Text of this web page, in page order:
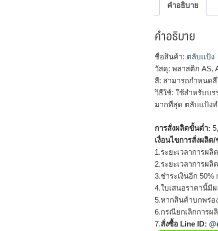
คำอธิบาย
คำอธิบาย
ชื่อสินค้า: ตลับแป้ง
วัสดุ: พลาสติก AS,
สี: สามารถกำหนด
วิธีใช้: ใช้สำหรับบ
มากที่สุด ตลับแป้งท
การสั่งผลิตขั้นต่ำ:
เงื่อนไขการสั่งผลิต
1.ระยะเวลาการผ
2.ระยะเวลาการผ
3.ชำระเงินอีก
4.ใบเสนอราคานี้มี
5.หากสินค้าบกพร่
6.กรณียกเลิกการผ
7.สั่งซื้อ Line ID: